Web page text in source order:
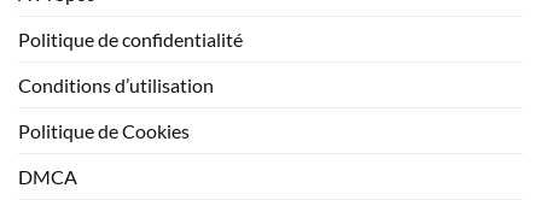
Politique de confidentialité
Conditions d’utilisation
Politique de Cookies
DMCA